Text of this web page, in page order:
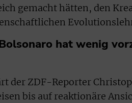
gemacht hätten, den
hat wenig
der ZDF-Reporter
bis auf reaktionäre